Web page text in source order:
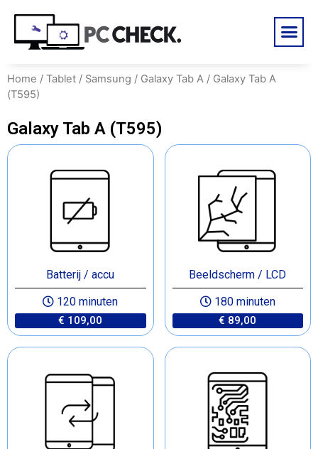
Home / Tablet / Samsung / Galaxy Tab A / Galaxy Tab A
(T595)
Galaxy Tab A (T595)
Batterij / accu
120 minuten
€ 109,00
Beeldscherm / LCD
180 minuten
€ 89,00